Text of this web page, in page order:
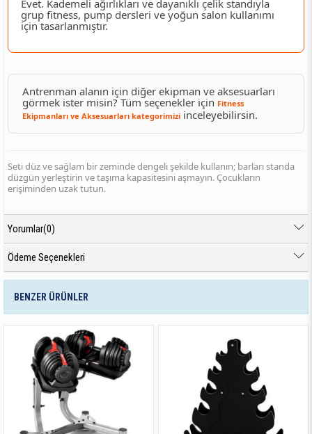
Evet. Kademeli ağırlıkları ve dayanıklı çelik standıyla
grup fitness, pump dersleri ve yoğun salon kullanımı
için tasarlanmıştır.
Antrenman alanın için diğer ekipman ve aksesuarları
görmek ister misin? Tüm seçenekler için Fitness
Ekipmanları ve Aksesuarları kategorimizi inceleyebilirsin.
Seti düz ve sağlam bir zeminde dengeli şekilde kullanın; barları standa
düzgün yerleştirin ve taşıma kapasitesini aşmayın. Çocukların
erişiminden uzak tutun.
Yorumlar(0)
Ödeme Seçenekleri
BENZER ÜRÜNLER